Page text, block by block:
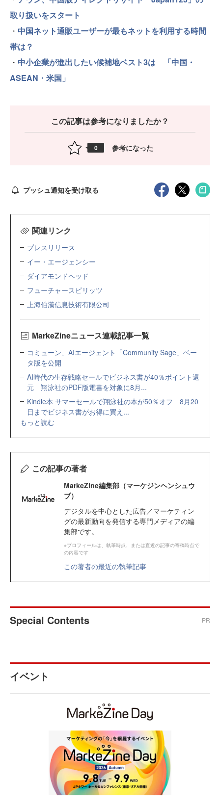
取り扱いをスタート
・ 中国ネット通販ユーザーが最もネットを利用する時間
帯は？
・ 中小企業が進出したい候補地ベスト3は 「中国・
ASEAN・米国」
この記事は参考になりましたか？
0 参考になった
プッシュ通知を受け取る
関連リンク
プレスリリース
イー・エージェンシー
ダイアモンドヘッド
フューチャースピリッツ
上海伯漢信息技術有限公司
MarkeZineニュース連載記事一覧
コミューン、AIエージェント「Community Sage」ベー
タ版を公開
AI時代の生存戦略セールでビジネス書が40％ポイント還
元 翔泳社のPDF版電書を対象に8月...
Kindle本 サマーセールで翔泳社の本が50％オフ 8月20
日までビジネス書がお得に買え...
もっと読む
この記事の著者
MarkeZine編集部（マーケジンヘンシュウ
ブ）
デジタルを中心とした広告／マーケティン
グの最新動向を発信する専門メディアの編
集部です。
※プロフィールは、執筆時点、または直近の記事の寄稿時点で
の内容です
この著者の最近の執筆記事
Special Contents PR
イベント